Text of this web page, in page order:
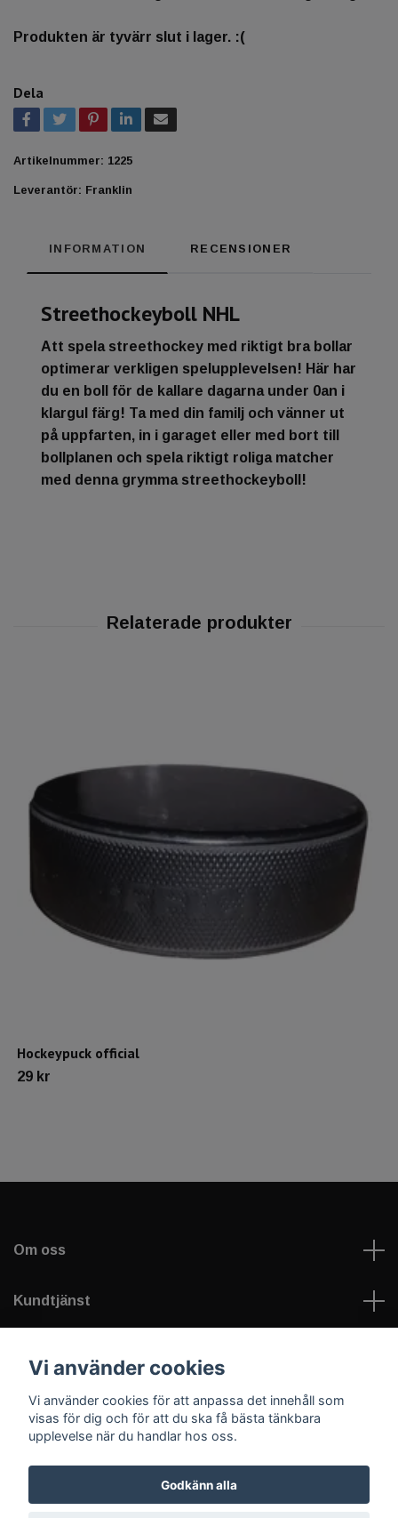
Produkten är tyvärr slut i lager. :(
Dela
Artikelnummer: 1225
Leverantör: Franklin
INFORMATION RECENSIONER
Streethockeyboll NHL
Att spela streethockey med riktigt bra bollar
optimerar verkligen spelupplevelsen! Här har
du en boll för de kallare dagarna under 0an i
klargul färg! Ta med din familj och vänner ut
på uppfarten, in i garaget eller med bort till
bollplanen och spela riktigt roliga matcher
med denna grymma streethockeyboll!
Hockeypuck official
29 kr
Om oss
Kundtjänst
Sociala medier
Vi använder cookies
Vi använder cookies för att anpassa det innehåll som
visas för dig och för att du ska få bästa tänkbara
upplevelse när du handlar hos oss.
Godkänn alla